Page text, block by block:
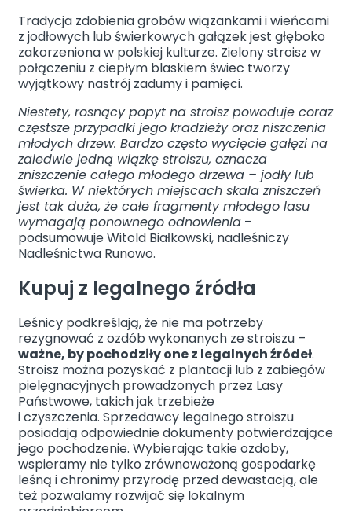
Tradycja zdobienia grobów wiązankami i wieńcami
z jodłowych lub świerkowych gałązek jest głęboko
zakorzeniona w polskiej kulturze. Zielony stroisz w
połączeniu z ciepłym blaskiem świec tworzy
wyjątkowy nastrój zadumy i pamięci.
Niestety, rosnący popyt na stroisz powoduje coraz
częstsze przypadki jego kradzieży oraz niszczenia
młodych drzew. Bardzo często wycięcie gałęzi na
zaledwie jedną wiązkę stroiszu, oznacza
zniszczenie całego młodego drzewa – jodły lub
świerka. W niektórych miejscach skala zniszczeń
jest tak duża, że całe fragmenty młodego lasu
wymagają ponownego odnowienia –
podsumowuje Witold Białkowski, nadleśniczy
Nadleśnictwa Runowo.
Kupuj z legalnego źródła
Leśnicy podkreślają, że nie ma potrzeby
rezygnować z ozdób wykonanych ze stroiszu –
ważne, by pochodziły one z legalnych źródeł.
Stroisz można pozyskać z plantacji lub z zabiegów
pielęgnacyjnych prowadzonych przez Lasy
Państwowe, takich jak trzebieże
i czyszczenia. Sprzedawcy legalnego stroiszu
posiadają odpowiednie dokumenty potwierdzające
jego pochodzenie. Wybierając takie ozdoby,
wspieramy nie tylko zrównoważoną gospodarkę
leśną i chronimy przyrodę przed dewastacją, ale
też pozwalamy rozwijać się lokalnym